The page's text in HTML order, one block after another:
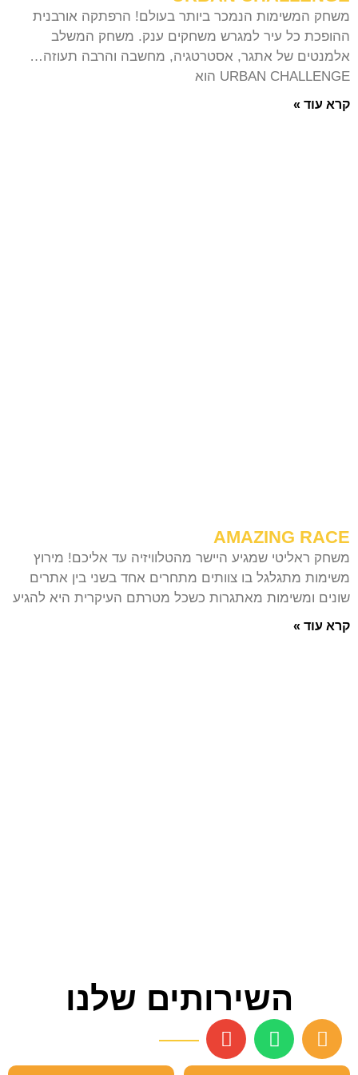
משחק המשימות הנמכר ביותר בעולם! הרפתקה אורבנית
ההופכת כל עיר למגרש משחקים ענק. משחק המשלב
אלמנטים של אתגר, אסטרטגיה, מחשבה והרבה תעוזה…
URBAN CHALLENGE הוא
קרא עוד »
AMAZING RACE
משחק ראליטי שמגיע היישר מהטלוויזיה עד אליכם! מירוץ
משימות מתגלגל בו צוותים מתחרים אחד בשני בין אתרים
שונים ומשימות מאתגרות כשכל מטרתם העיקרית היא להגיע
קרא עוד »
השירותים שלנו